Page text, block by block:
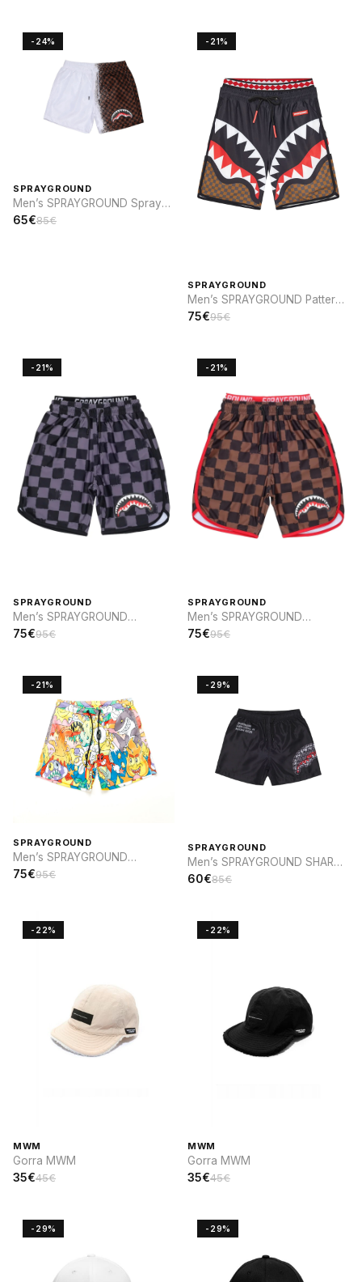
-24%
SPRAYGROUND
Men’s SPRAYGROUND Spray
sip SWIM
65€85€
-21%
SPRAYGROUND
Men’s SPRAYGROUND Pattern
and Elastic Waistband SWIM
75€95€
-21%
SPRAYGROUND
Men’s SPRAYGROUND
VANQUISH SWIM
75€95€
-21%
SPRAYGROUND
Men’s SPRAYGROUND
VANQUISH SWIM
75€95€
-21%
SPRAYGROUND
Men’s SPRAYGROUND
PERSONAJES DIBUJOS
75€95€
-29%
SPRAYGROUND
Men’s SPRAYGROUND SHARK
CENTRAL INFINITY SWIM
60€85€
-22%
MWM
Gorra MWM
35€45€
-22%
MWM
Gorra MWM
35€45€
-29% -29%